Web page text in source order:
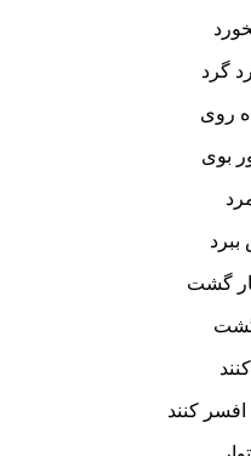
گرد
روى
بوى‏
گشت
گشت‏
کنند